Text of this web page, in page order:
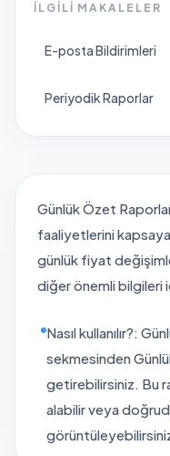
İLGILI MAKALELER
E-posta Bildirimleri
Periyodik Raporlar
Günlük Özet
faaliyetlerini
günlük fiyat
diğer önemli bilgileri
Nasıl kullanılır?:
sekmesinden
getirebilirsiniz. Bu
alabilir veya